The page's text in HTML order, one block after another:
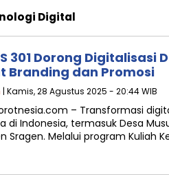
Digital
301 Dorong Digitalisasi
Branding dan Promosi
| Kamis, 28 Agustus 2025 - 20:44 WIB
– Transformasi
di Indonesia, termasuk Desa
Sragen. Melalui program Kuliah